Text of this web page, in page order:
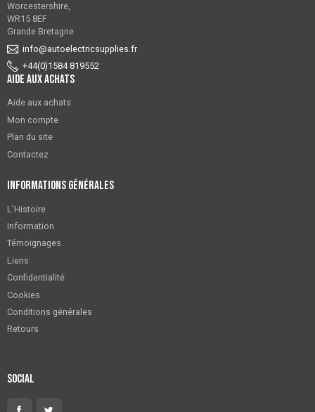
Worcestershire,
WR15 8EF
Grande Bretagne
info@autoelectricsupplies.fr
+44(0)1584 819552
Aide aux achats
Aide aux achats
Mon compte
Plan du site
Contactez
Informations générales
L'Histoire
Information
Témoignages
Liens
Confidentialité
Cookies
Conditions générales
Retours
Social